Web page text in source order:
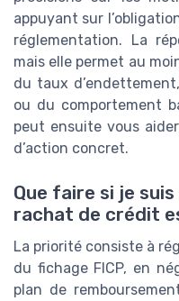
appuyant sur
réglementation. La
mais elle permet au
du taux
ou du comportement
peut ensuite vous
d’action concret.
Que faire si je
rachat de crédit
La priorité consiste à
du fichage FICP, en
plan de